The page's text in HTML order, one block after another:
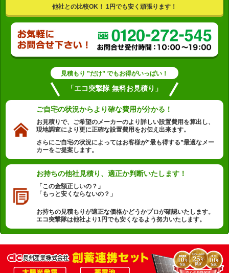
他社との比較OK！ 1円でも安く頑張ります！
見積もり ”だけ” でもお得がいっぱい！
「エコ突撃隊 無料お見積り」
ご自宅の状況からより確な費用が分かる！
お見積りで、ご希望のメーカーのより詳しい設置費用を算出し、
現地調査により更に正確な設置費用をお伝え出来ます。
さらにご自宅の状況によってはお客様が”最も得する”最適なメー
カーをご提案します。
お持ちの他社見積り、 適正か判断いたします！
「この金額正しいの？」
「もっと安くならないの？」
お持ちの見積もりが適正な価格かどうかプロが確認いたします。
エコ突撃隊は他社より1円でも安くなるよう努力いたします。